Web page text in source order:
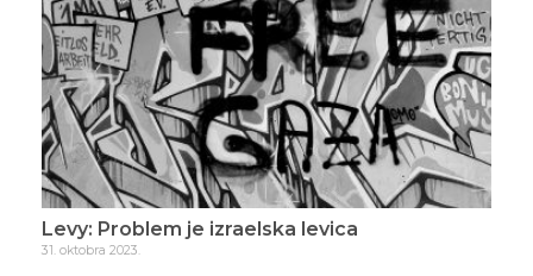
Levy: Problem je izraelska levica
31. oktobra 2023.